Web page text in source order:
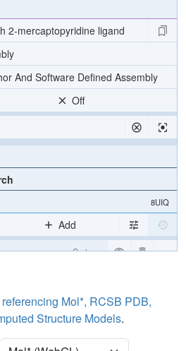
2-mercaptopyridine ligand
And Software Defined Assembly
Off
8UIQ
Add
Cartoon
Ball & Stick
Ball & Stick
Mol*, RCSB PDB,
Structure Models.